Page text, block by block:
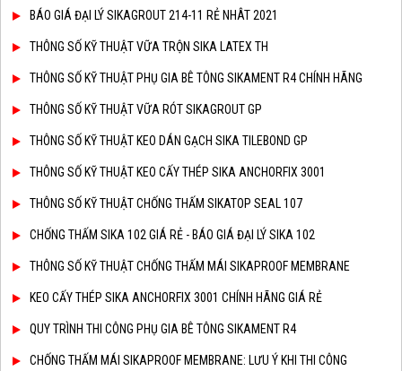
BÁO GIÁ ĐẠI LÝ SIKAGROUT 214-11 RẺ NHÂT 2021
THÔNG SỐ KỸ THUẬT VỮA TRỘN SIKA LATEX TH
THÔNG SỐ KỸ THUẬT PHỤ GIA BÊ TÔNG SIKAMENT R4 CHÍNH HÃNG
THÔNG SỐ KỸ THUẬT VỮA RÓT SIKAGROUT GP
THÔNG SỐ KỸ THUẬT KEO DÁN GẠCH SIKA TILEBOND GP
THÔNG SỐ KỸ THUẬT KEO CẤY THÉP SIKA ANCHORFIX 3001
THÔNG SỐ KỸ THUẬT CHỐNG THẤM SIKATOP SEAL 107
CHỐNG THẤM SIKA 102 GIÁ RẺ - BÁO GIÁ ĐẠI LÝ SIKA 102
THÔNG SỐ KỸ THUẬT CHỐNG THẤM MÁI SIKAPROOF MEMBRANE
KEO CẤY THÉP SIKA ANCHORFIX 3001 CHÍNH HÃNG GIÁ RẺ
QUY TRÌNH THI CÔNG PHỤ GIA BÊ TÔNG SIKAMENT R4
CHỐNG THẤM MÁI SIKAPROOF MEMBRANE: LƯU Ý KHI THI CÔNG